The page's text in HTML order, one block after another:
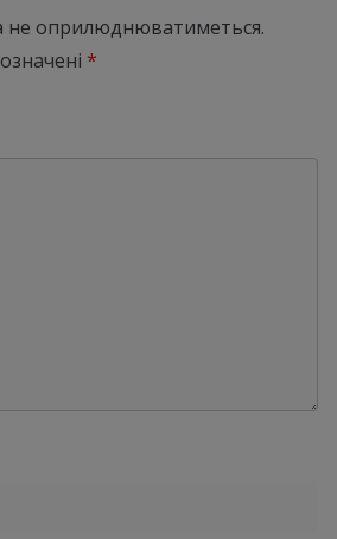
не оприлюднюватиметься.
*